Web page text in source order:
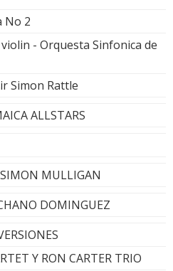
No 2
- Orquesta Sinfonica de
Simon Rattle
ALLSTARS
MULLIGAN
DOMINGUEZ
Y RON CARTER TRIO